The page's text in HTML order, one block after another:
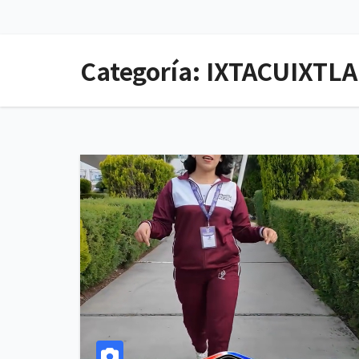
Categoría: IXTACUIXTLA